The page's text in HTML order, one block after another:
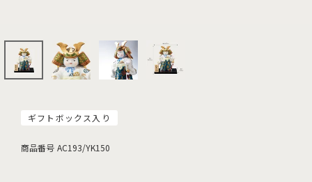
ギフトボックス入り
商品番号 AC193/YK150